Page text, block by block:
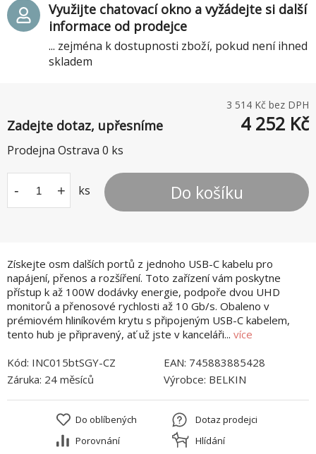
Získejte osm dalších portů z jednoho USB-C kabelu pro
napájení, přenos a rozšíření. Toto zařízení vám poskytne
přístup k až 100W dodávky energie, podpoře dvou UHD
monitorů a přenosové rychlosti až 10 Gb/s. Obaleno v
prémiovém hliníkovém krytu s připojeným USB-C kabelem,
tento hub je připravený, ať už jste v kanceláři... více
3 514 Kč bez DPH
Zadejte dotaz, upřesníme 4 252 Kč
Prodejna Ostrava 0 ks
- + ks Do košíku
Využijte chatovací okno a vyžádejte si další
informace od prodejce
... zejména k dostupnosti zboží, pokud není ihned
skladem
Kód: INC015btSGY-CZ EAN: 745883885428
Záruka: 24 měsíců Výrobce: BELKIN
Do oblíbených
Porovnání
Dotaz prodejci
Hlídání